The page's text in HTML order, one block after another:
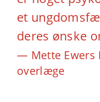
et
deres ønske
Mette Ewers
overlæge